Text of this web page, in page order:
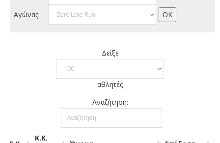
Αγώνας
Δείξε
αθλητές
Αναζήτηση:
Κ.Κ.